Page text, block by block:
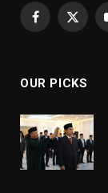
Facebook
X
OUR PICKS